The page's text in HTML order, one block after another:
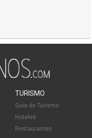
TURISMO
Guía de Turismo
Hoteles
Restaurantes